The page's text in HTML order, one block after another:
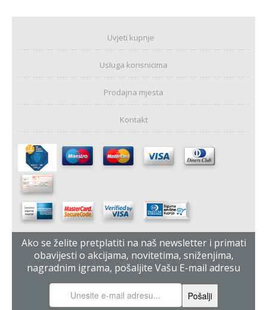
Uvjeti kupnje
Usluga korisnicima
Prodajna mjesta
Kontakt
Ako se želite pretplatiti na naš newsletter i primati
obavijesti o akcijama, novitetima, sniženjima,
nagradnim igrama, pošaljite Vašu E-mail adresu